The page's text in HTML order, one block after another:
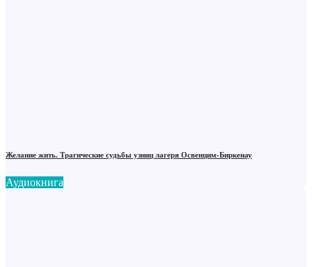
Желание жить. Трагические судьбы узниц лагеря Освенцим-Биркенау
Аудиокнига